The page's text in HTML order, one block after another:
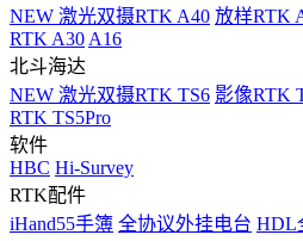
NEW 激光双摄RTK A40 放样RTK
RTK A30 A16
北斗海达
NEW 激光双摄RTK TS6 影像RTK
RTK TS5Pro
软件
HBC Hi-Survey
RTK配件
iHand55手簿 全协议外挂电台 HDL